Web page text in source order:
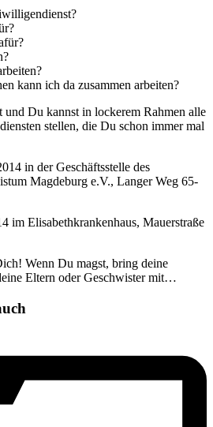
kann ich da zusammen arbeiten?
Du kannst in lockerem Rahmen alle
stellen, die Du schon immer mal
in der Geschäftsstelle des
Magdeburg e.V., Langer Weg 65-
im Elisabethkrankenhaus, Mauerstraße
Wenn Du magst, bring deine
Eltern oder Geschwister mit…